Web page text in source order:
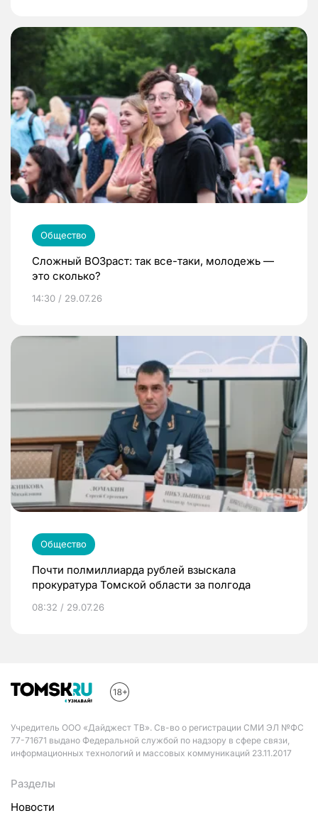
Общество
Сложный ВОЗраст: так все-таки, молодежь —
это сколько?
14:30 / 29.07.26
Общество
Почти полмиллиарда рублей взыскала
прокуратура Томской области за полгода
08:32 / 29.07.26
Учредитель ООО «Дайджест ТВ». Св-во о регистрации СМИ ЭЛ №ФС
77-71671 выдано Федеральной службой по надзору в сфере связи,
информационных технологий и массовых коммуникаций 23.11.2017
Разделы
Новости